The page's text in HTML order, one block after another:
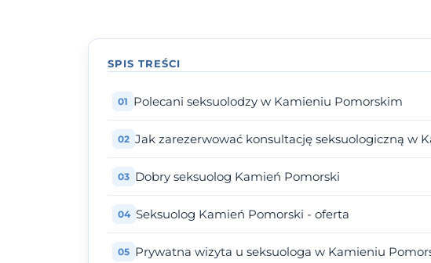
SPIS TREŚCI
Polecani seksuolodzy w Kamieniu Pomorskim
Jak zarezerwować konsultację seksuologiczną w
Dobry seksuolog Kamień Pomorski
Seksuolog Kamień Pomorski - oferta
Prywatna wizyta u seksuologa w Kamieniu